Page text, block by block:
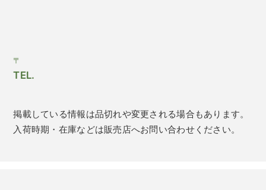
〒
TEL.
掲載している情報は品切れや変更される場合もあります。
入荷時期・在庫などは販売店へお問い合わせください。